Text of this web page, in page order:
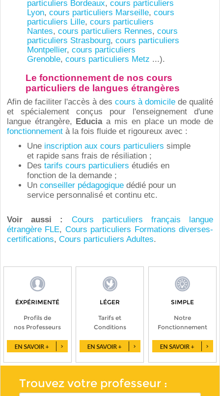
particuliers Bordeaux, cours particuliers
Lyon, cours particuliers Marseille, cours
particuliers Lille, cours particuliers
Nantes, cours particuliers Rennes, cours
particuliers Strasbourg, cours particuliers
Montpellier, cours particuliers
Grenoble, cours particuliers Metz ...).
Le fonctionnement de nos cours
particuliers de langues étrangères
Afin de faciliter l'accès à descours à domicile de qualité
et spécialement conçus pour l'enseignement d'une
langue étrangère, Educiaa mis en place un mode de
fonctionnementà la fois fluide et rigoureux avec :
Une inscription aux cours particuliers simple
et rapide sans frais de résiliation ;
Des tarifs cours particuliers étudiés en
fonction de la demande ;
Un conseiller pédagogiquedédié pour un
service personnalisé et continu etc.
Voir aussi : Cours particuliers français langue
étrangère FLE, Cours particuliers Formations diverses-
certifications, Cours particuliers Adultes.
ÉXPÉRIMENTÉ
Profils de
nos Professeurs
LÉGER
Tarifs et
Conditions
SIMPLE
Notre
Fonctionnement
Trouvez votre professeur :